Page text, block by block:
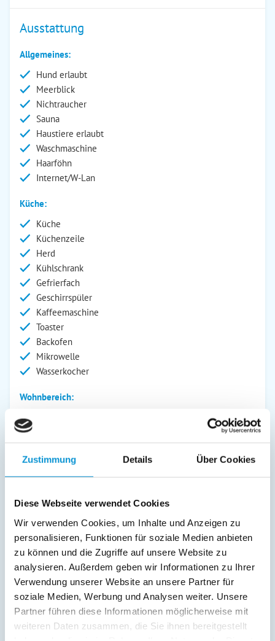
Zustimmung Details Über Cookies
Diese Webseite verwendet Cookies
Wir verwenden Cookies, um Inhalte und Anzeigen zu
personalisieren, Funktionen für soziale Medien anbieten
zu können und die Zugriffe auf unsere Website zu
analysieren. Außerdem geben wir Informationen zu Ihrer
Verwendung unserer Website an unsere Partner für
soziale Medien, Werbung und Analysen weiter. Unsere
Partner führen diese Informationen möglicherweise mit
weiteren Daten zusammen, die Sie ihnen bereitgestellt
Ausstattung
Allgemeines:
Hund erlaubt
Meerblick
Nichtraucher
Sauna
Haustiere erlaubt
Waschmaschine
Haarföhn
Internet/W-Lan
Küche:
Küche
Küchenzeile
Herd
Kühlschrank
Gefrierfach
Geschirrspüler
Kaffeemaschine
Toaster
Backofen
Mikrowelle
Wasserkocher
Wohnbereich:
Kinderbett
Fernseher
Kinderhochstuhl
Außenanlage:
Garten/Liegewiese
Gartenstühle
Parkplatz
Liegen
Terrasse
Service:
Verpflegung: